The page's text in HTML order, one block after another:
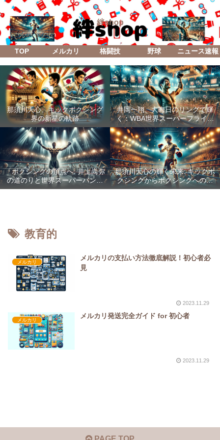
絆shop
TOP メルカリ 格闘技 野球 ニュース速報
那須川天心、キックボクシング
界の新星の軌跡
井岡一翔、大晦日のリングで輝
く：WBA世界スーパーフライ級
防衛戦「Lifetime Boxing Fights
18」
「ボクシングの頂点へ: 井上尚弥
の道のりと世界スーパーバンタ
ム級統一戦の全貌」
那須川天心の輝く未来: キックボ
クシングからボクシングへの成
功した転身
教育的
メルカリ
メルカリの支払い方法徹底解説！初心者必
見
2023.11.29
メルカリ
メルカリ発送完全ガイド for 初心者
2023.11.29